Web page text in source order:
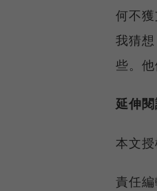
何不
我猜
些。
延伸閱
本文授
責任編